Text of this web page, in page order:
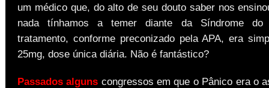
um médico que, do alto de seu douto saber nos
nada tínhamos a temer diante da Síndrome do
tratamento, conforme preconizado pela APA, era
25mg, dose única diária. Não é fantástico?
Passados alguns congressos em que o Pânico era o